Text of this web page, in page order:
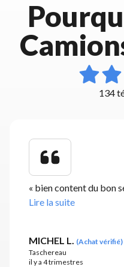
134
« bien content du bon
Lire la suite
MICHEL L. (Achat vérifié)
Taschereau
il y a 4 trimestres